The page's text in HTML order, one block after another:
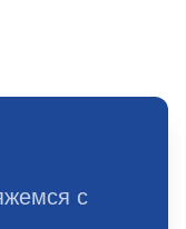
с